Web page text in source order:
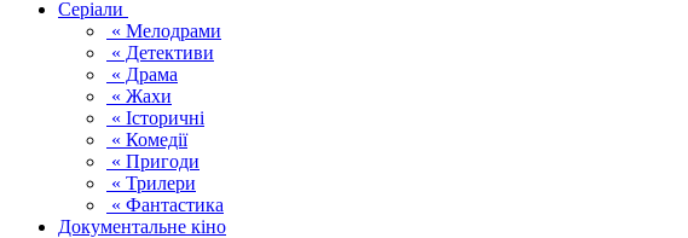
Серіали
« Мелодрами
« Детективи
« Драма
« Жахи
« Історичні
« Комедії
« Пригоди
« Трилери
« Фантастика
Документальне кіно